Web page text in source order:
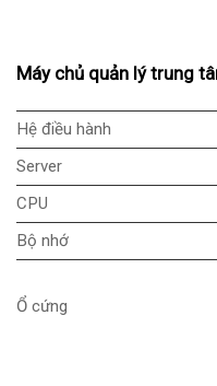
Máy chủ quản lý trung
Hệ điều hành
Server
CPU
Bộ nhớ
Ổ cứng